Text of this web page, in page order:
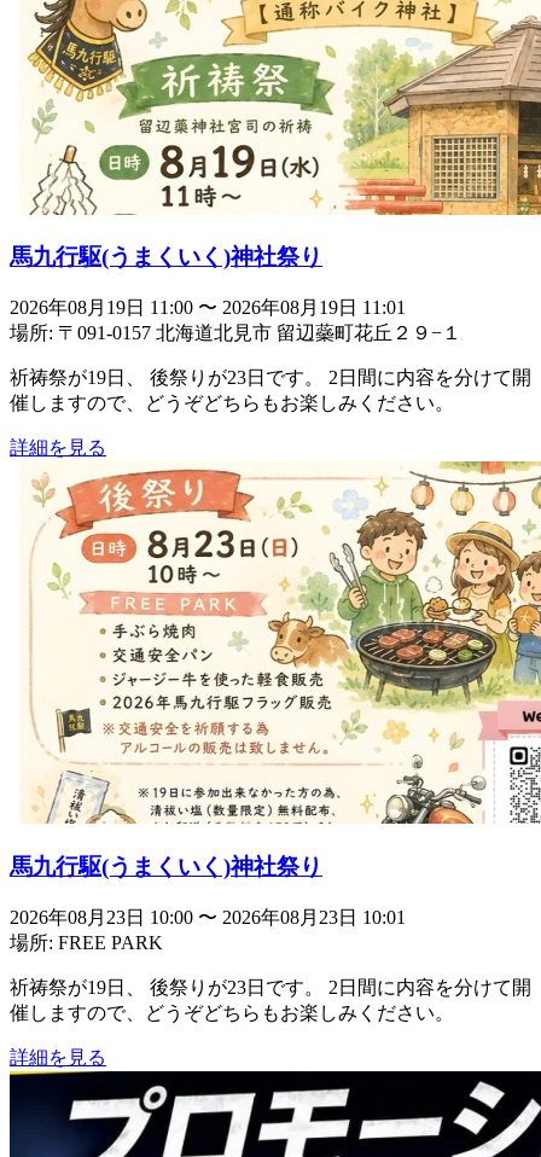
馬九行駆(うまくいく)神社祭り
2026年08月19日 11:00 〜 2026年08月19日 11:01
場所: 〒091-0157 北海道北見市 留辺蘂町花丘２９−１
祈祷祭が19日、 後祭りが23日です。 2日間に内容を分けて開
催しますので、どうぞどちらもお楽しみください。
詳細を見る
馬九行駆(うまくいく)神社祭り
2026年08月23日 10:00 〜 2026年08月23日 10:01
場所: FREE PARK
祈祷祭が19日、 後祭りが23日です。 2日間に内容を分けて開
催しますので、どうぞどちらもお楽しみください。
詳細を見る